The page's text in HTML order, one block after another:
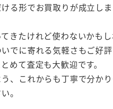
る形でお買取りが成立し
きたけれど使わないか
でに寄れる気軽さもご好
めて査定も大歓迎です。
、これからも丁寧で分か
。